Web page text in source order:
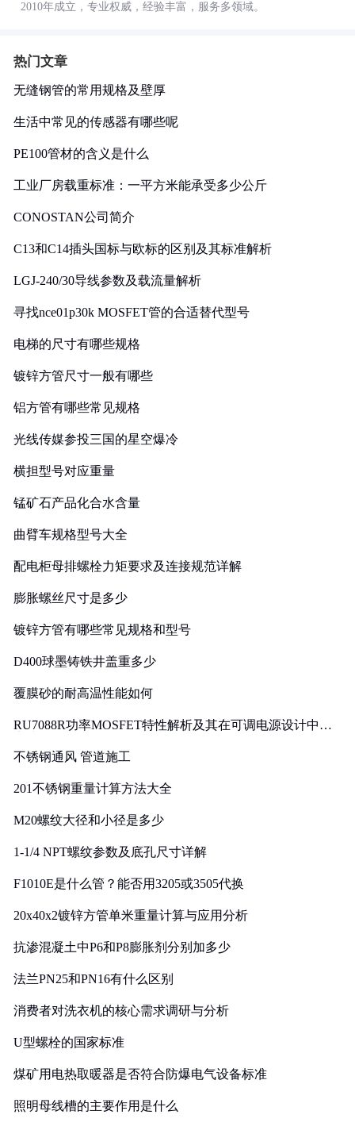
2010年成立，专业权威，经验丰富，服务多领域。
热门文章
无缝钢管的常用规格及壁厚
生活中常见的传感器有哪些呢
PE100管材的含义是什么
工业厂房载重标准：一平方米能承受多少公斤
CONOSTAN公司简介
C13和C14插头国标与欧标的区别及其标准解析
LGJ-240/30导线参数及载流量解析
寻找nce01p30k MOSFET管的合适替代型号
电梯的尺寸有哪些规格
镀锌方管尺寸一般有哪些
铝方管有哪些常见规格
光线传媒参投三国的星空爆冷
横担型号对应重量
锰矿石产品化合水含量
曲臂车规格型号大全
配电柜母排螺栓力矩要求及连接规范详解
膨胀螺丝尺寸是多少
镀锌方管有哪些常见规格和型号
D400球墨铸铁井盖重多少
覆膜砂的耐高温性能如何
RU7088R功率MOSFET特性解析及其在可调电源设计中的
不锈钢通风 管道施工
201不锈钢重量计算方法大全
M20螺纹大径和小径是多少
1-1/4 NPT螺纹参数及底孔尺寸详解
F1010E是什么管？能否用3205或3505代换
20x40x2镀锌方管单米重量计算与应用分析
抗渗混凝土中P6和P8膨胀剂分别加多少
法兰PN25和PN16有什么区别
消费者对洗衣机的核心需求调研与分析
U型螺栓的国家标准
煤矿用电热取暖器是否符合防爆电气设备标准
照明母线槽的主要作用是什么